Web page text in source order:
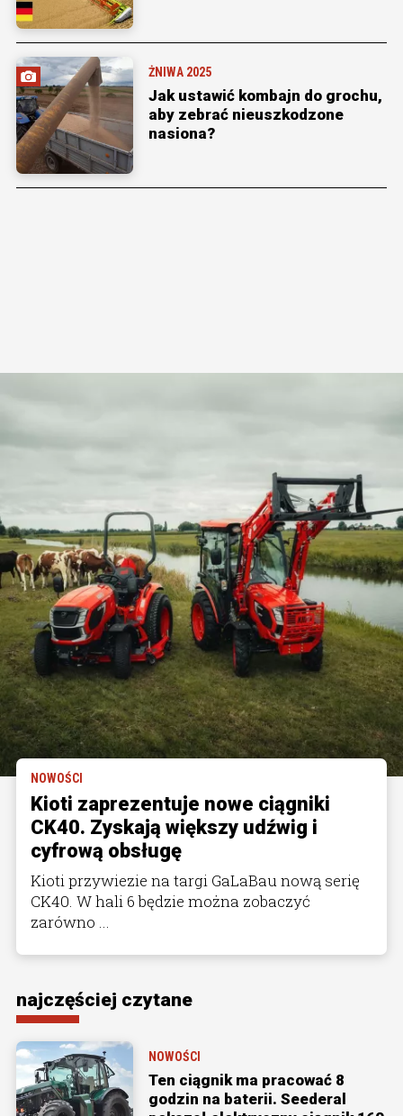
ŻNIWA 2025
Jak ustawić kombajn do grochu,
aby zebrać nieuszkodzone
nasiona?
NOWOŚCI
Kioti zaprezentuje nowe ciągniki
CK40. Zyskają większy udźwig i
cyfrową obsługę
Kioti przywiezie na targi GaLaBau nową serię
CK40. W hali 6 będzie można zobaczyć
zarówno ...
najczęściej czytane
NOWOŚCI
Ten ciągnik ma pracować 8
godzin na baterii. Seederal